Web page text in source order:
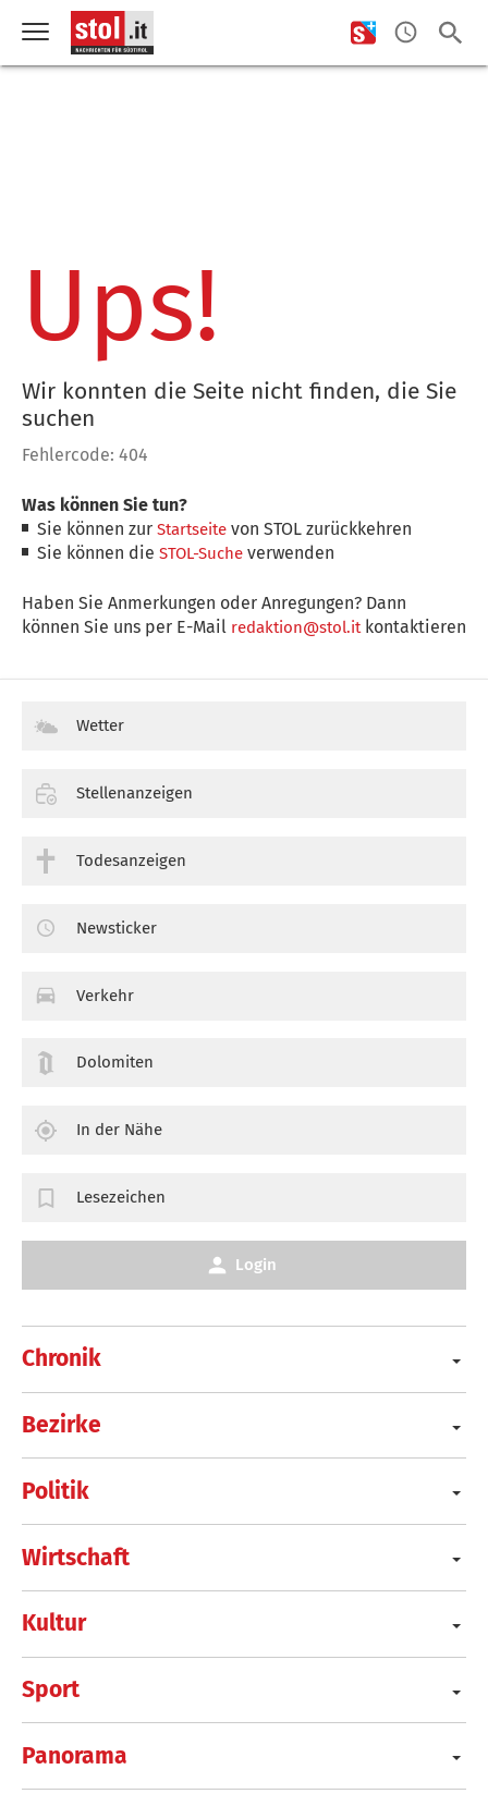
Ups!
Wir konnten die Seite nicht finden, die Sie
suchen
Fehlercode: 404
Was können Sie tun?
Sie können zurStartseite von STOL zurückkehren
Sie können dieSTOL-Suche verwenden
Haben Sie Anmerkungen oder Anregungen? Dann
können Sie uns per E-Mail redaktion@stol.itkontaktieren
Chronik
Bezirke
Politik
Wirtschaft
Kultur
Sport
Panorama
Wetter
Stellenanzeigen
Todesanzeigen
Newsticker
Verkehr
Dolomiten
In der Nähe
Lesezeichen
Login